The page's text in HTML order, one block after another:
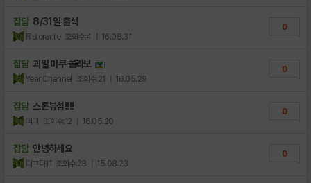
잡담 8/31일 출석
Ristorante 조회수:4 | 16.08.31
0
잡담 괴밀 미쿠 콜라보
Year Channel 조회수:21 | 16.05.29
0
잡담 스톤뷰섭!!!!
긔디 조회수:12 | 16.05.20
0
잡담 안녕하세요
디그다11 조회수:28 | 15.08.23
0